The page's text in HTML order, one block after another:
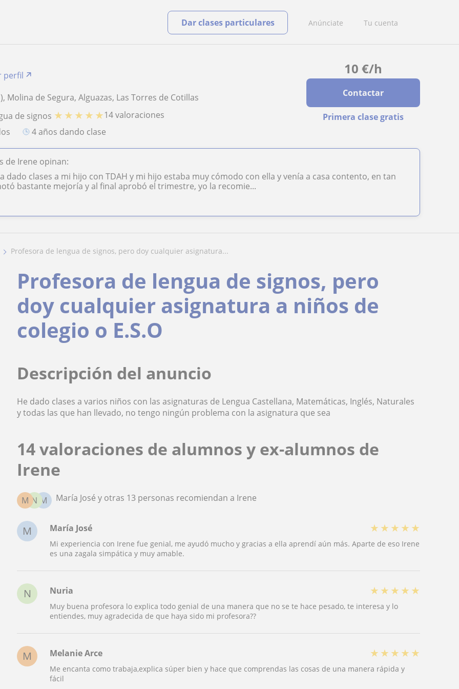
Anúnciate Tu cuenta
Dar clases particulares
10 €/h
Contactar
Primera clase gratis
perfil
Molina de Segura, Alguazas, Las Torres de Cotillas
de signos ★ ★ ★ ★ ★14 valoraciones
4 años dando clase
de Irene opinan:
dado clases a mi hijo con TDAH y mi hijo estaba muy cómodo con ella y venía a casa contento, en tan
bastante mejoría y al final aprobó el trimestre, yo la recomie...
profesora de lengua de signos, pero doy cualquier asignatura...
Profesora de lengua de signos, pero
doy cualquier asignatura a niños de
colegio o E.S.O
Descripción del anuncio
He dado clases a varios niños con las asignaturas de Lengua Castellana, Matemáticas, Inglés, Naturales
y todas las que han llevado, no tengo ningún problema con la asignatura que sea
14 valoraciones de alumnos y ex-alumnos de
Irene
M
N
M María José y otras 13 personas recomiendan a Irene
M María José ★ ★ ★ ★ ★
Mi experiencia con Irene fue genial, me ayudó mucho y gracias a ella aprendí aún más. Aparte de eso Irene
es una zagala simpática y muy amable.
N Nuria ★ ★ ★ ★ ★
Muy buena profesora lo explica todo genial de una manera que no se te hace pesado, te interesa y lo
entiendes, muy agradecida de que haya sido mi profesora??
M Melanie Arce ★ ★ ★ ★ ★
Me encanta como trabaja,explica súper bien y hace que comprendas las cosas de una manera rápida y
fácil